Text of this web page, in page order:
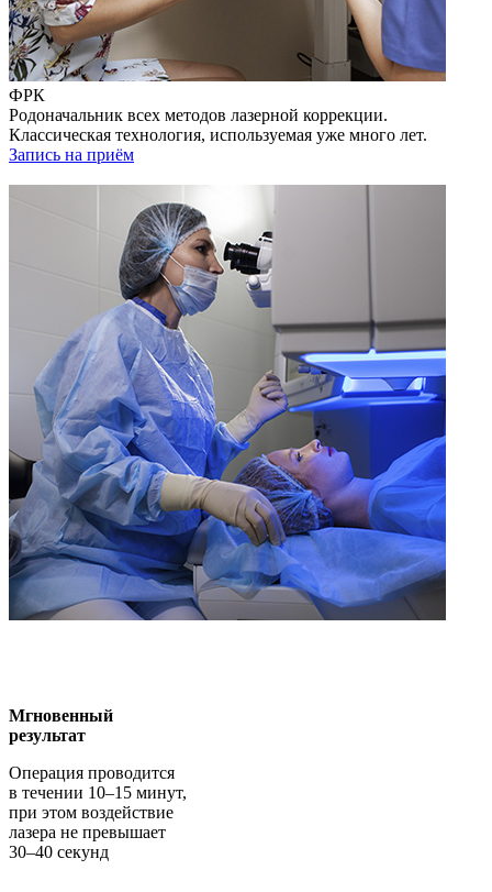
ФРК
Родоначальник всех методов лазерной коррекции.
Классическая технология, используемая уже много лет.
Запись на приём
Мгновенный
результат
Операция проводится
в течении 10–15 минут,
при этом воздействие
лазера не превышает
30–40 секунд